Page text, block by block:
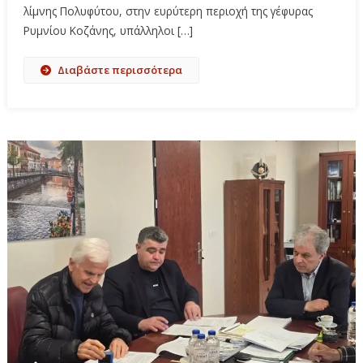
λίμνης Πολυφύτου, στην ευρύτερη περιοχή της γέφυρας
Ρυμνίου Κοζάνης, υπάλληλοι […]
Διαβάστε περισσότερα